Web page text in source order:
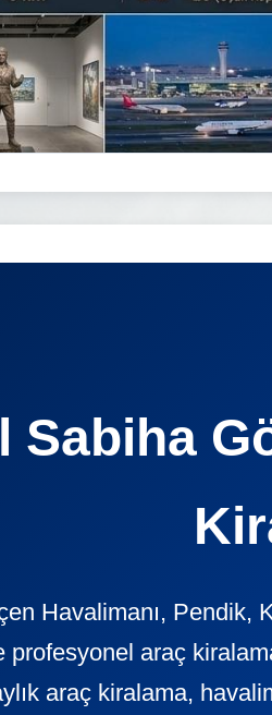
Sabiha
Havalimanı, Pendik,
profesyonel araç
araç kiralama,